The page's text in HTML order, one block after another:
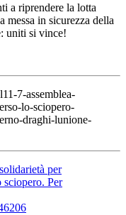
a riprendere la lotta
messa in sicurezza della
uniti si vince!
7-assemblea-
lo-sciopero-
draghi-lunione-
per
sciopero. Per